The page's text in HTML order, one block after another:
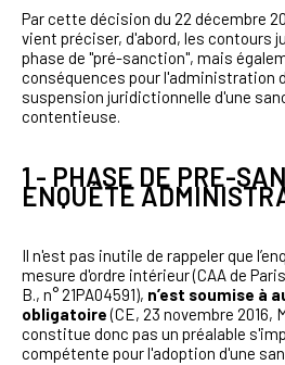
Par cette décision du 22 décembre
vient préciser, d'abord, les contours
phase de "pré-sanction", mais
conséquences pour l'administration
suspension juridictionnelle d'une
contentieuse.
1 - PHASE DE PRE-
ENQUÊTE
Il n'est pas inutile de rappeler que
mesure d'ordre intérieur (CAA de
B., n° 21PA04591), n’est soumise à
obligatoire(CE, 23 novembre 2016,
constitue donc pas un préalable
compétente pour l'adoption d'une